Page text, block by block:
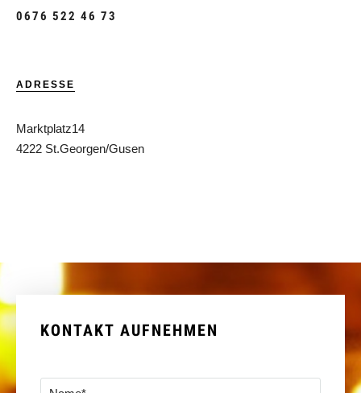
0676 522 46 73
ADRESSE
Marktplatz14
4222 St.Georgen/Gusen
KONTAKT AUFNEHMEN